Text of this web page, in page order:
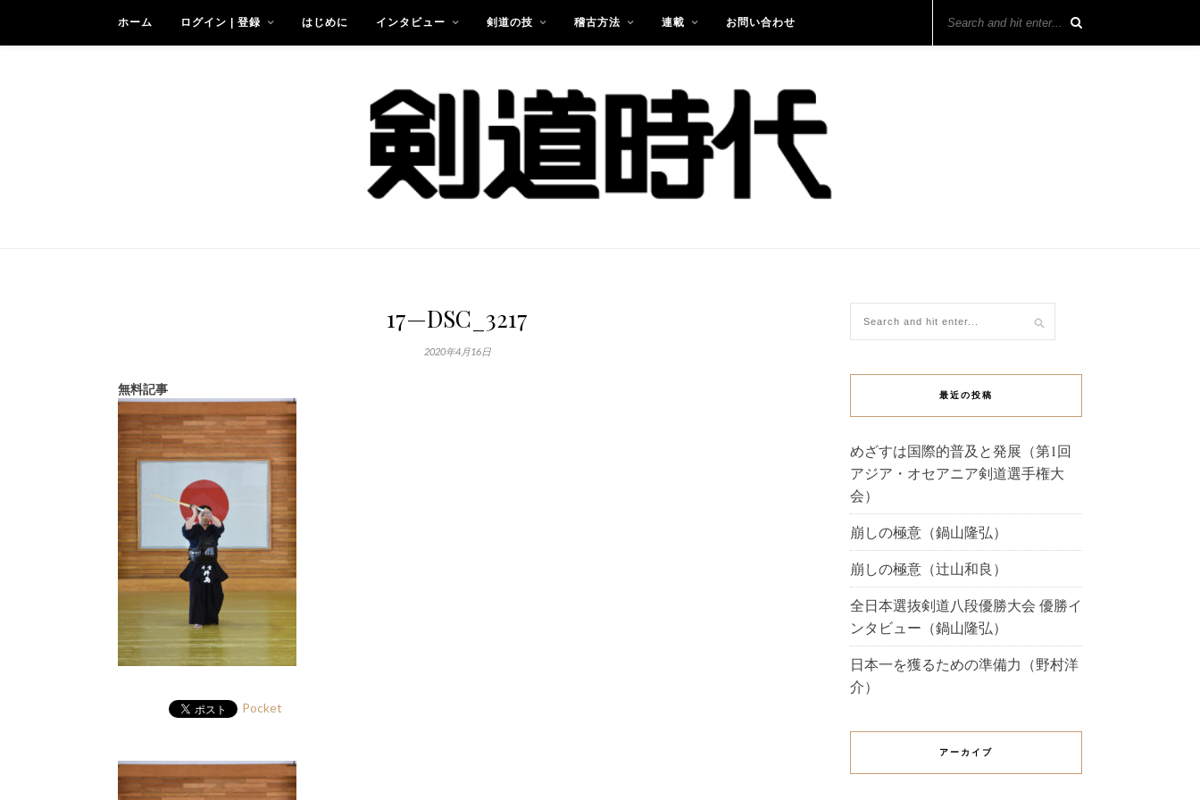
ホーム ログイン | 登録 はじめに インタビュー 剣道の技 稽古方法 連載 お問い合わせ
17—DSC_3217
2020年4月16日
無料記事
Pocket
最近の投稿
めざすは国際的普及と発展（第1回
アジア・オセアニア剣道選手権大
会）
崩しの極意（鍋山隆弘）
崩しの極意（辻山和良）
全日本選抜剣道八段優勝大会 優勝イ
ンタビュー（鍋山隆弘）
日本一を獲るための準備力（野村洋
介）
アーカイブ